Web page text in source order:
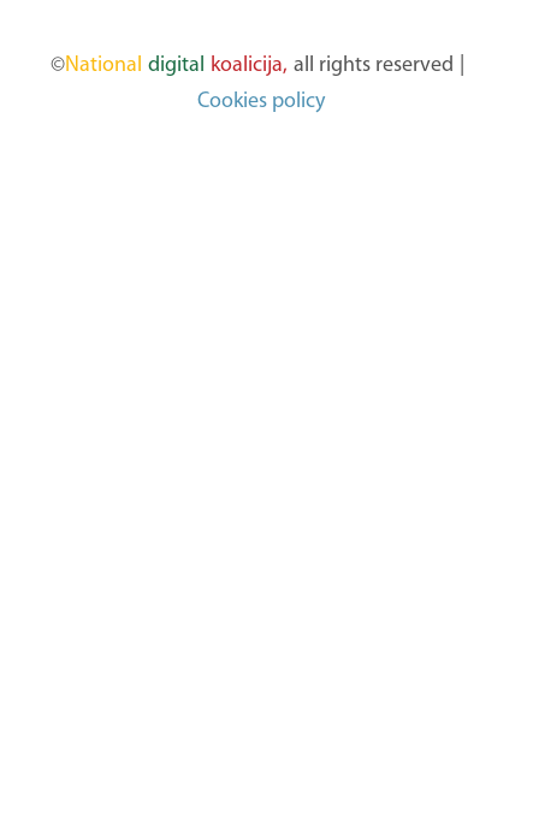
©National digital koalicija, all rights reserved
Cookies policy